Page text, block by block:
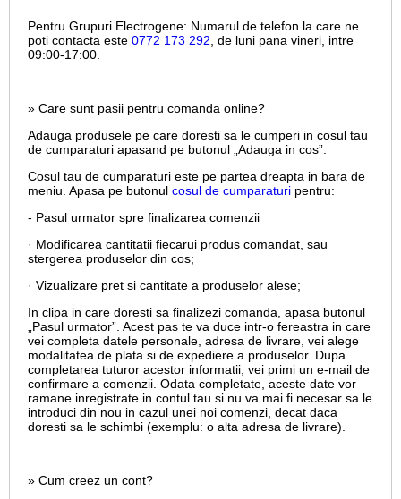
Pentru Grupuri Electrogene: Numarul de telefon la care ne
poti contacta este 0772 173 292, de luni pana vineri, intre
09:00-17:00.
» Care sunt pasii pentru comanda online?
Adauga produsele pe care doresti sa le cumperi in cosul tau
de cumparaturi apasand pe butonul „Adauga in cos”.
Cosul tau de cumparaturi este pe partea dreapta in bara de
meniu. Apasa pe butonul cosul de cumparaturi pentru:
- Pasul urmator spre finalizarea comenzii
· Modificarea cantitatii fiecarui produs comandat, sau
stergerea produselor din cos;
· Vizualizare pret si cantitate a produselor alese;
In clipa in care doresti sa finalizezi comanda, apasa butonul
„Pasul urmator”. Acest pas te va duce intr-o fereastra in care
vei completa datele personale, adresa de livrare, vei alege
modalitatea de plata si de expediere a produselor. Dupa
completarea tuturor acestor informatii, vei primi un e-mail de
confirmare a comenzii. Odata completate, aceste date vor
ramane inregistrate in contul tau si nu va mai fi necesar sa le
introduci din nou in cazul unei noi comenzi, decat daca
doresti sa le schimbi (exemplu: o alta adresa de livrare).
» Cum creez un cont?